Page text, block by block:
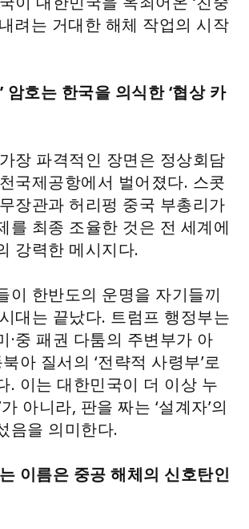
려는 거대한 해체 작업의 시작
암호는 한국을 의식한 ‘협상 카
장 파격적인 장면은 정상회담
국제공항에서 벌어졌다. 스콧
장관과 허리펑 중국 부총리가
를 최종 조율한 것은 전 세계에
강력한 메시지다.
이 한반도의 운명을 자기들끼
대는 끝났다. 트럼프 행정부는
·중 패권 다툼의 주변부가 아
아 질서의 ‘전략적 사령부’로
. 이는 대한민국이 더 이상 누
아니라, 판을 짜는 ‘설계자’의
음을 의미한다.
는 이름은 중공 해체의 신호탄인